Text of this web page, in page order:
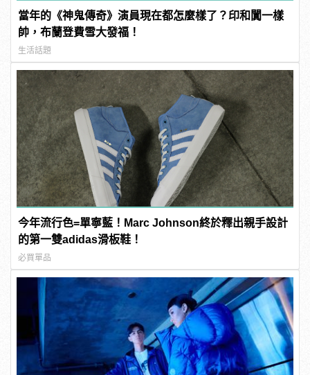
當年的《神鬼傳奇》演員現在都怎麼樣了？印和闐一樣
帥，布蘭登費雪大發福！
生活話題
今年流行色=單寧藍！Marc Johnson終於釋出親手設計
的第一雙adidas滑板鞋！
必買單品